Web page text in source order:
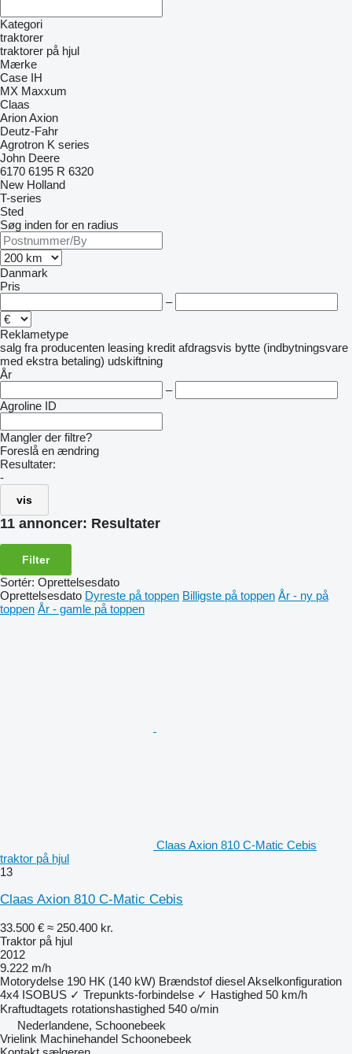
Kategori
traktorer
traktorer på hjul
Mærke
Case IH
MX Maxxum
Claas
ArionAxion
Deutz-Fahr
Agrotron K series
John Deere
6170 6195 R 6320
New Holland
T-series
Sted
Søg inden for en radius
Danmark
Pris
–
Reklametype
salg fra producenten leasing kredit afdragsvis bytte (indbytningsvare
med ekstra betaling) udskiftning
År
–
Agroline ID
Mangler der filtre?
Foreslå en ændring
Resultater:
-
vis
11 annoncer: Resultater
Filter
Sortér: Oprettelsesdato
Oprettelsesdato Dyreste på toppen Billigste på toppen År - ny på
toppen År - gamle på toppen
Claas Axion 810 C-Matic Cebis
traktor på hjul
13
Claas Axion 810 C-Matic Cebis
33.500 € ≈ 250.400 kr.
Traktor på hjul
2012
9.222 m/h
Motorydelse 190 HK (140 kW) Brændstof dieselAkselkonfiguration
4x4 ISOBUS ✓ Trepunkts-forbindelse ✓ Hastighed 50 km/h
Kraftudtagets rotationshastighed 540 o/min
Nederlandene, Schoonebeek
Vrielink Machinehandel Schoonebeek